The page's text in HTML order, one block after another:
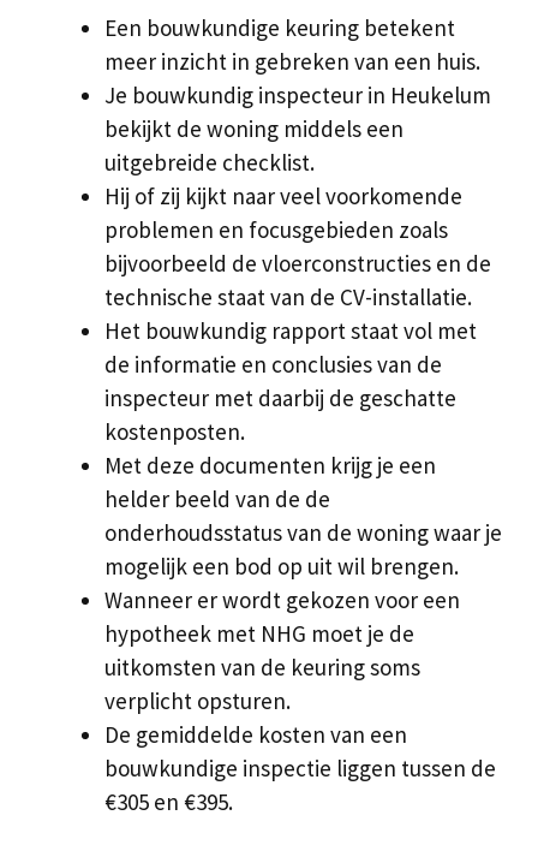
Een bouwkundige keuring betekent
meer inzicht in gebreken van een huis.
Je bouwkundig inspecteur in Heukelum
bekijkt de woning middels een
uitgebreide checklist.
Hij of zij kijkt naar veel voorkomende
problemen en focusgebieden zoals
bijvoorbeeld de vloerconstructies en de
technische staat van de CV-installatie.
Het bouwkundig rapport staat vol met
de informatie en conclusies van de
inspecteur met daarbij de geschatte
kostenposten.
Met deze documenten krijg je een
helder beeld van de de
onderhoudsstatus van de woning waar je
mogelijk een bod op uit wil brengen.
Wanneer er wordt gekozen voor een
hypotheek met NHG moet je de
uitkomsten van de keuring soms
verplicht opsturen.
De gemiddelde kosten van een
bouwkundige inspectie liggen tussen de
€305 en €395.